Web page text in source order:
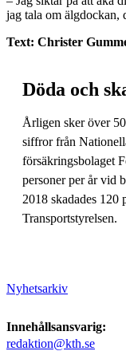
jag tala om älgdockan,
Text: Christer
Döda och
Årligen sker över
siffror från
försäkringsbolaget
personer per år vid
2018 skadades 120
Transportstyrelsen.
Nyhetsarkiv
Innehållsansvarig:
redaktion@kth.se